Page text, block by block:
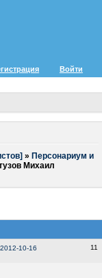
Войти
» Персонариум и
Михаил
11
2012-10-16